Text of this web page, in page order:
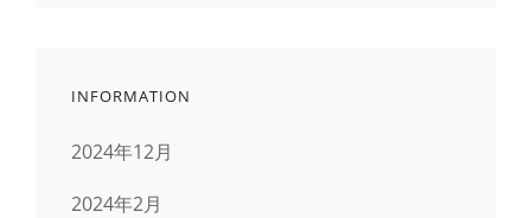
INFORMATION
2024年12月
2024年2月